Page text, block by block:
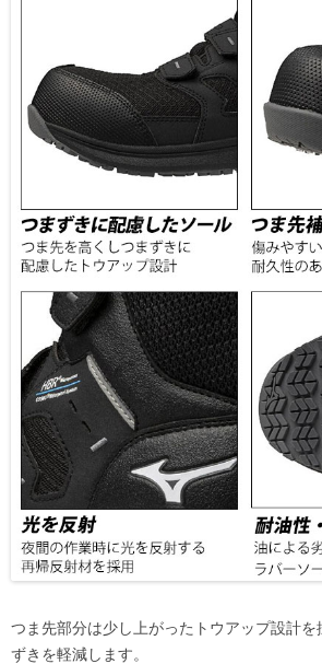
つま先部分は少し上がったトウアップ設計を
ずきを軽減します。